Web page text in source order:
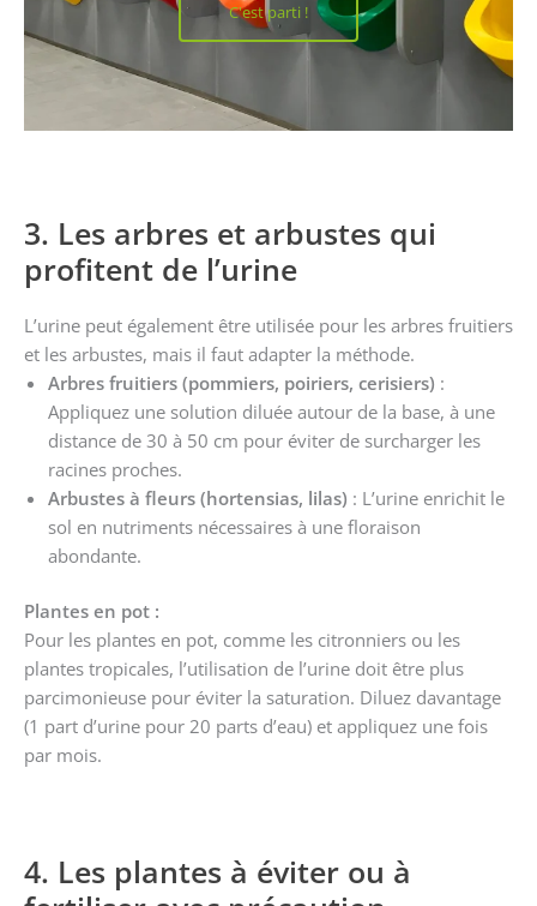
C'est parti !
3. Les arbres et arbustes qui
profitent de l’urine
L’urine peut également être utilisée pour les arbres fruitiers
et les arbustes, mais il faut adapter la méthode.
Arbres fruitiers (pommiers, poiriers, cerisiers) :
Appliquez une solution diluée autour de la base, à une
distance de 30 à 50 cm pour éviter de surcharger les
racines proches.
Arbustes à fleurs (hortensias, lilas) : L’urine enrichit le
sol en nutriments nécessaires à une floraison
abondante.
Plantes en pot :
Pour les plantes en pot, comme les citronniers ou les
plantes tropicales, l’utilisation de l’urine doit être plus
parcimonieuse pour éviter la saturation. Diluez davantage
(1 part d’urine pour 20 parts d’eau) et appliquez une fois
par mois.
4. Les plantes à éviter ou à